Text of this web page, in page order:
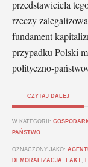
przedstawiciela
rzeczy
fundament
przypadku Polski
polityczno-
CZYTAJ DALEJ
W KATEGORII:
PAŃSTWO
OZNACZONY JAKO:
DEMORALIZACJA
FAKT